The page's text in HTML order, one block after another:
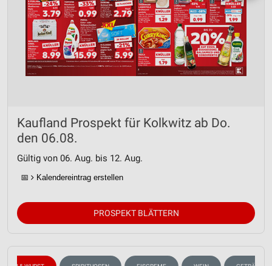
Kaufland Prospekt für Kolkwitz ab Do.
den 06.08.
Gültig von 06. Aug. bis 12. Aug.
📅 Kalendereintrag erstellen
PROSPEKT BLÄTTERN